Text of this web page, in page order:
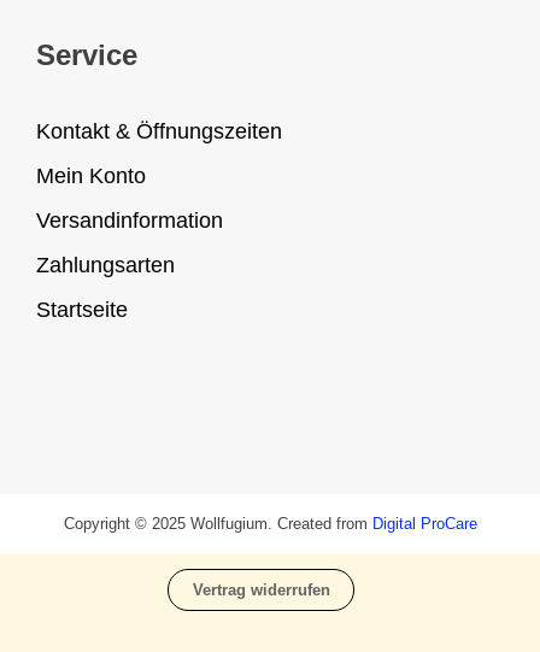
Service
Kontakt & Öffnungszeiten
Mein Konto
Versandinformation
Zahlungsarten
Startseite
Copyright © 2025 Wollfugium. Created from Digital ProCare
Vertrag widerrufen